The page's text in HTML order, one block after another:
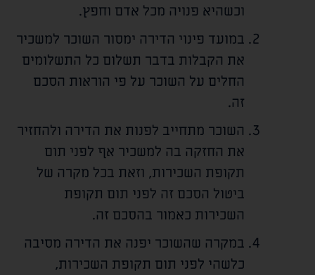
וכשהיא פנויה מכל אדם וחפץ.
במועד פינוי הדירה ימסור השוכר למשכיר
את הקבלות בדבר תשלום כל התשלומים
החלים על השוכר על פי הוראות הסכם
זה.
השוכר מתחייב לפנות את הדירה ולהחזיר
את החזקה בה למשכיר אף לפני תום
תקופת השכירות, וזאת בכל מקרה של
ביטול הסכם זה לפני תום תקופת
השכירות כאמור בהסכם זה.
במקרה שהשוכר יפנה את הדירה מסיבה
כלשהי לפני תום תקופת השכירות,